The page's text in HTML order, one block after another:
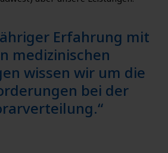
Erfahrung mit
medizinischen
wissen wir um die
bei der